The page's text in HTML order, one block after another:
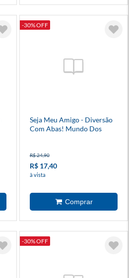
-30% OFF
Seja Meu Amigo - Diversão
Com Abas! Mundo Dos
R$ 24,90
R$ 17,40
à vista
-30% OFF